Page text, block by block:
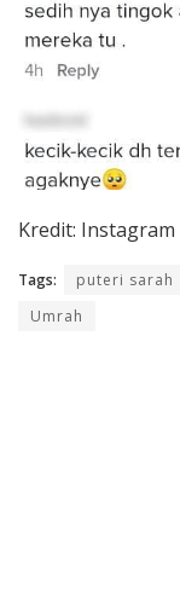
Kredit: Instagram
Tags: puteri sarah
Umrah